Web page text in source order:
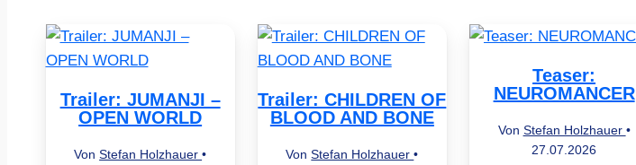
Trailer: JUMANJI –
OPEN WORLD
VonStefan Holzhauer•
Trailer: CHILDREN OF
BLOOD AND BONE
VonStefan Holzhauer•
Teaser:
NEUROMANCER
Von Stefan Holzhauer •
27.07.2026